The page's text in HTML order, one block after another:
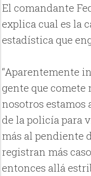
El comandante
explica cual es la
estadística que
“Aparentemente
gente que comete
nosotros estamos
de la policía para
más al pendiente
registran más
entonces allá